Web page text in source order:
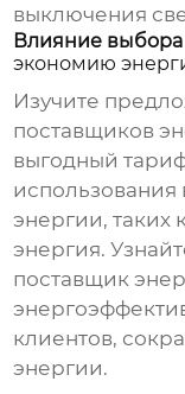
выключения
Влияние
экономию
Изучите
поставщиков
выгодный
использования
энергии, таких
энергия.
поставщик
клиентов,
энергии.